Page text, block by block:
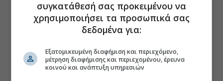
συγκατάθεσή σας προκειμένου να
χρησιμοποιήσει τα προσωπικά σας
δεδομένα για:
Εξατομικευμένη διαφήμιση και περιεχόμενο,
μέτρηση διαφήμισης και περιεχομένου, έρευνα
κοινού και ανάπτυξη υπηρεσιών